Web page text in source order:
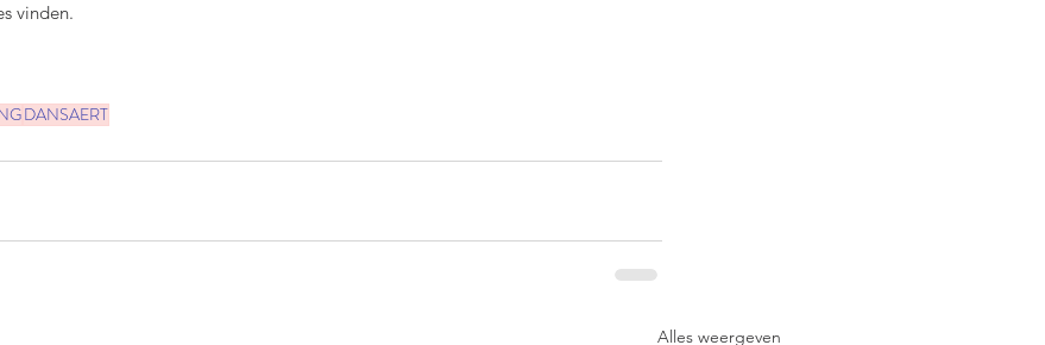
vinden.
DANSAERT
Alles weergeven